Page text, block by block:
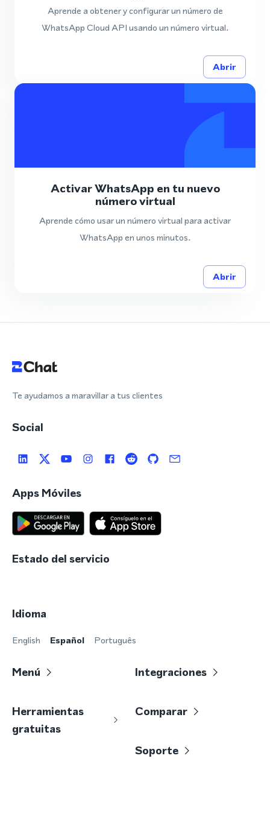
Aprende a obtener y configurar un número de
WhatsApp Cloud API usando un número virtual.
Abrir
Activar WhatsApp en tu nuevo
número virtual
Aprende cómo usar un número virtual para activar
WhatsApp en unos minutos.
Abrir
Te ayudamos a maravillar a tus clientes
Social
Apps Móviles
Estado del servicio
Idioma
English Español Português
Menú Integraciones
Herramientas
gratuitas
Comparar
Soporte